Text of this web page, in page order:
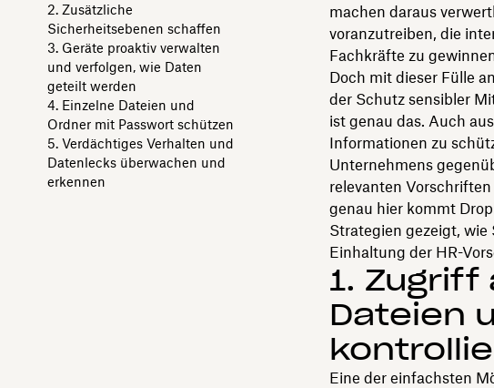
2. Zusätzliche
Sicherheitsebenen schaffen
3. Geräte proaktiv verwalten
und verfolgen, wie Daten
geteilt werden
4. Einzelne Dateien und
Ordner mit Passwort schützen
5. Verdächtiges Verhalten und
Datenlecks überwachen und
erkennen
machen daraus
voranzutreiben, die
Fachkräfte zu
Doch mit dieser Fülle
der Schutz sensibler
ist genau das. Auch
Informationen zu
Unternehmens
relevanten
genau hier kommt
Strategien gezeigt,
Einhaltung der HR-
1.
Dateien
Eine der einfachsten